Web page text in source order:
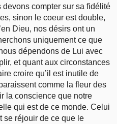
devons compter sur sa fidélité
sinon le coeur est double,
Dieu, nos désirs ont un
uniquement ce que
dépendons de Lui avec
et quant aux circonstances
croire qu’il est inutile de
comme la fleur des
la conscience que notre
qui est de ce monde. Celui
se réjouir de ce que le